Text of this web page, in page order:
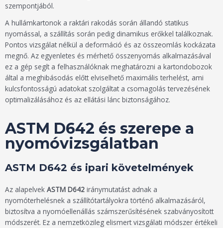
szempontjából.
A hullámkartonok a raktári rakodás során állandó statikus
nyomással, a szállítás során pedig dinamikus erőkkel találkoznak.
Pontos vizsgálat nélkül a deformáció és az összeomlás kockázata
megnő. Az egyenletes és mérhető összenyomás alkalmazásával
ez a gép segít a felhasználóknak meghatározni a kartondobozok
által a meghibásodás előtt elviselhető maximális terhelést, ami
kulcsfontosságú adatokat szolgáltat a csomagolás tervezésének
optimalizálásához és az ellátási lánc biztonságához.
ASTM D642 és szerepe a
nyomóvizsgálatban
ASTM D642 és ipari követelmények
Az alapelvek ASTM D642 iránymutatást adnak a
nyomóterhelésnek a szállítótartályokra történő alkalmazásáról,
biztosítva a nyomóellenállás számszerűsítésének szabványosított
módszerét. Ez a nemzetközileg elismert vizsgálati módszer értékeli